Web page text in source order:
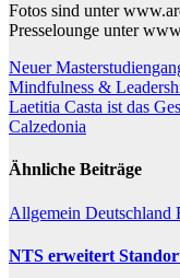
Fotos sind unter
Presselounge unter
Neuer
Mindfulness &
Laetitia Casta ist das
Calzedonia
Ähnliche Beiträge
Allgemein Deutschland
NTS erweitert